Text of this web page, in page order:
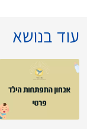
עוד בנושא